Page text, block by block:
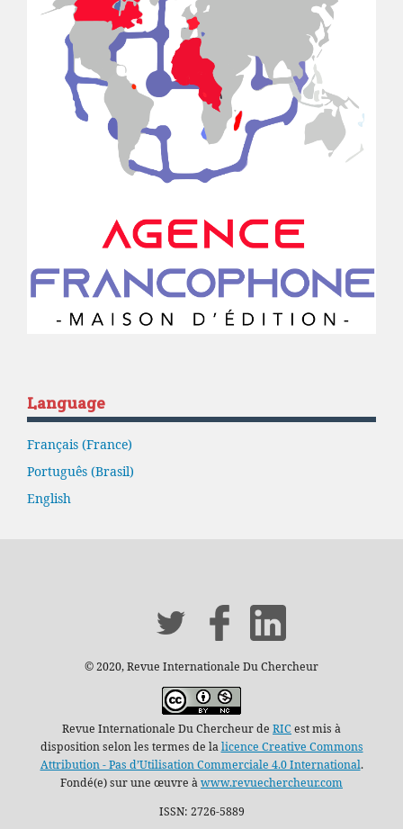
Language
Français (France)
Português (Brasil)
English
© 2020, Revue Internationale Du Chercheur
Revue Internationale Du Chercheur de RIC est mis à
disposition selon les termes de lalicence Creative Commons
Attribution - Pas d’Utilisation Commerciale 4.0 International.
Fondé(e) sur une œuvre àwww.revuechercheur.com
ISSN: 2726-5889